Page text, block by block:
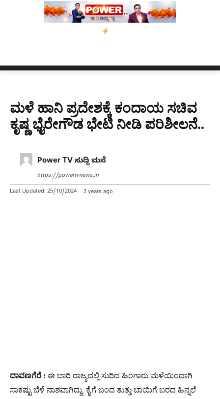
ನ್ಯೂಸ್ ಕಾರ್ಪ್‌ಗೆ ಎಐಯಿಂದ ಸಂಕಷ್ಟ: ಆಸ್ಟ್ರೇಲಿಯಾದಲ್ಲಿ
ಮಳೆ ಹಾನಿ ಪ್ರದೇಶಕ್ಕೆ ಕಂದಾಯ ಸಚಿವ
ಕೃಷ್ಣ ಭೈರೇಗೌಡ ಭೇಟಿ ನೀಡಿ ಪರಿಶೀಲನೆ..
Power TV ಸುದ್ದಿ ಮನೆ
https://powertvnews.in
Last Updated: 25/10/2024 2 years ago
ದಾವಣಗೆರೆ : ಈ ಬಾರಿ ರಾಜ್ಯದಲ್ಲಿ ಸುರಿದ ಹಿಂಗಾರು ಮಳೆಯಿಂದಾಗಿ
ಸಾಕಷ್ಟು ಬೆಳೆ ನಾಶವಾಗಿದ್ದು. ಕೈಗೆ ಬಂದ ತುತ್ತು ಬಾಯಿಗೆ ಬರದ ಹಿನ್ನಲೆ